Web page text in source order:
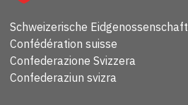
Schweizerische Eidgenossenschaft
Confédération suisse
Confederazione Svizzera
Confederaziun svizra